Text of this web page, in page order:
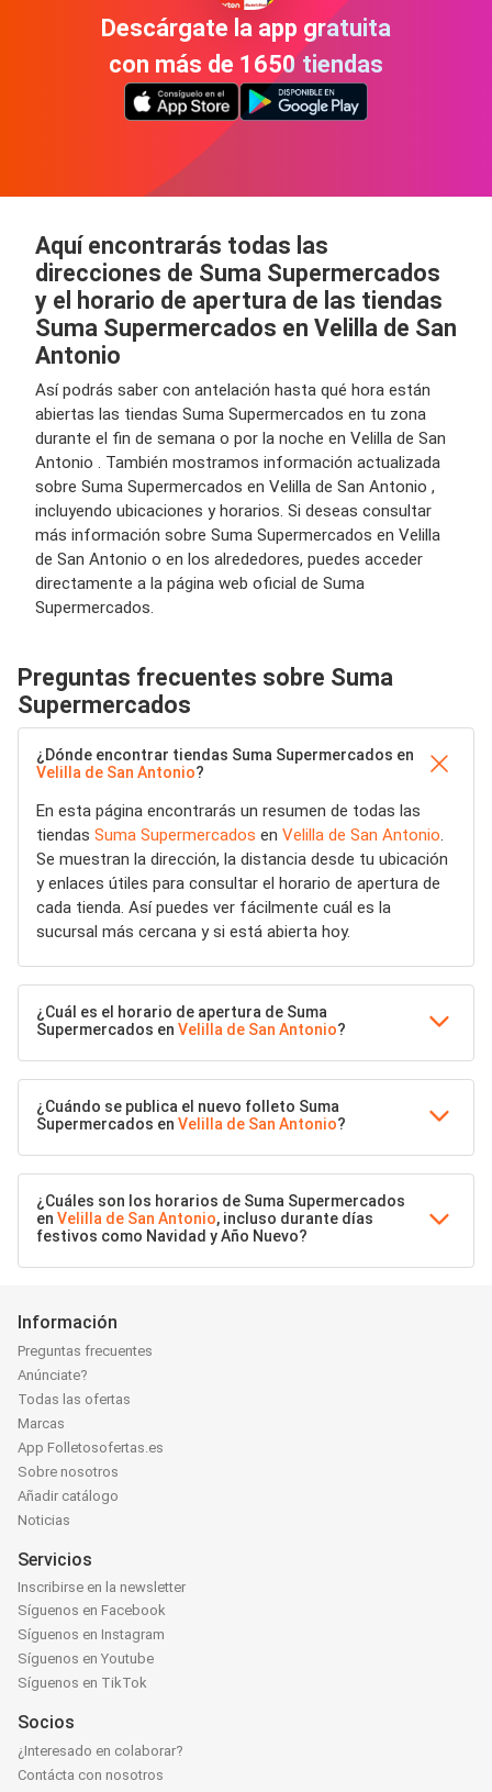
Descárgate la app gratuita
con más de 1650 tiendas
Aquí encontrarás todas las
direcciones de Suma Supermercados
y el horario de apertura de las tiendas
Suma Supermercados en Velilla de San
Antonio
Así podrás saber con antelación hasta qué hora están
abiertas las tiendas Suma Supermercados en tu zona
durante el fin de semana o por la noche en Velilla de San
Antonio . También mostramos información actualizada
sobre Suma Supermercados en Velilla de San Antonio ,
incluyendo ubicaciones y horarios. Si deseas consultar
más información sobre Suma Supermercados en Velilla
de San Antonio o en los alrededores, puedes acceder
directamente a la página web oficial de Suma
Supermercados.
Preguntas frecuentes sobre Suma
Supermercados
¿Dónde encontrar tiendas Suma Supermercados en
Velilla de San Antonio?
En esta página encontrarás un resumen de todas las
tiendas Suma Supermercados en Velilla de San Antonio.
Se muestran la dirección, la distancia desde tu ubicación
y enlaces útiles para consultar el horario de apertura de
cada tienda. Así puedes ver fácilmente cuál es la
sucursal más cercana y si está abierta hoy.
¿Cuál es el horario de apertura de Suma
Supermercados en Velilla de San Antonio?
¿Cuándo se publica el nuevo folleto Suma
Supermercados en Velilla de San Antonio?
¿Cuáles son los horarios de Suma Supermercados
en Velilla de San Antonio, incluso durante días
festivos como Navidad y Año Nuevo?
Información
Preguntas frecuentes
Anúnciate?
Todas las ofertas
Marcas
App Folletosofertas.es
Sobre nosotros
Añadir catálogo
Noticias
Servicios
Inscribirse en la newsletter
Síguenos en Facebook
Síguenos en Instagram
Síguenos en Youtube
Síguenos en TikTok
Socios
¿Interesado en colaborar?
Contácta con nosotros